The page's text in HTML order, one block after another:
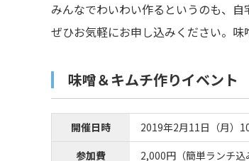
みんなでわいわい作るというのも、
ぜひお気軽にお申し込みください。味
味噌＆キムチ作りイベント
開催日時
2019年2月11日（月）
参加費
2,000円（簡単ランチ込